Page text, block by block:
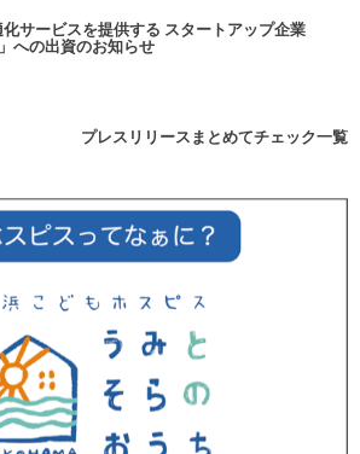
化サービスを提供する スタートアップ企業
への出資のお知らせ
プレスリリースまとめてチェック一覧